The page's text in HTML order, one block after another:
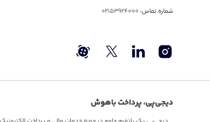
شماره تماس: 02153924000
دیجی‌پی، پرداخت باهوش